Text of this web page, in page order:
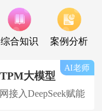
综合知识 案例分析
大模型
接入DeepSeek赋能
AI老师